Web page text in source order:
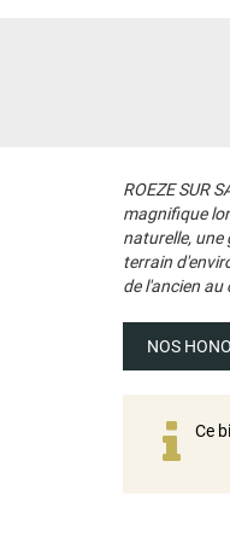
ROEZE SUR
magnifique
naturelle, une
terrain
de l'ancien
NOS
Ce